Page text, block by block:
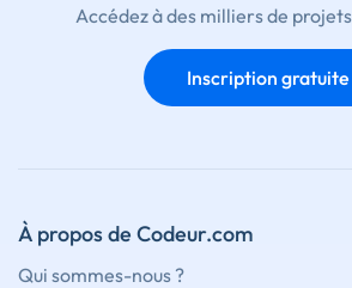
Accédez à des milliers de
Inscription gratuite
À propos de Codeur.com
Qui sommes-nous ?